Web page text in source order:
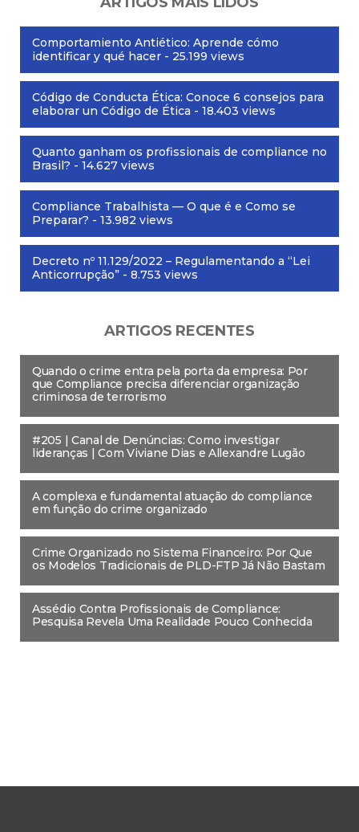
Comportamiento Antiético: Aprende cómo
identificar y qué hacer - 25.199 views
Código de Conducta Ética: Conoce 6 consejos para
elaborar un Código de Ética - 18.403 views
Quanto ganham os profissionais de compliance no
Brasil? - 14.627 views
Compliance Trabalhista — O que é e Como se
Preparar? - 13.982 views
Decreto nº 11.129/2022 – Regulamentando a “Lei
Anticorrupção” - 8.753 views
ARTIGOS RECENTES
Quando o crime entra pela porta da empresa: Por
que Compliance precisa diferenciar organização
criminosa de terrorismo
#205 | Canal de Denúncias: Como investigar
lideranças | Com Viviane Dias e Allexandre Lugão
A complexa e fundamental atuação do compliance
em função do crime organizado
Crime Organizado no Sistema Financeiro: Por Que
os Modelos Tradicionais de PLD-FTP Já Não Bastam
Assédio Contra Profissionais de Compliance:
Pesquisa Revela Uma Realidade Pouco Conhecida